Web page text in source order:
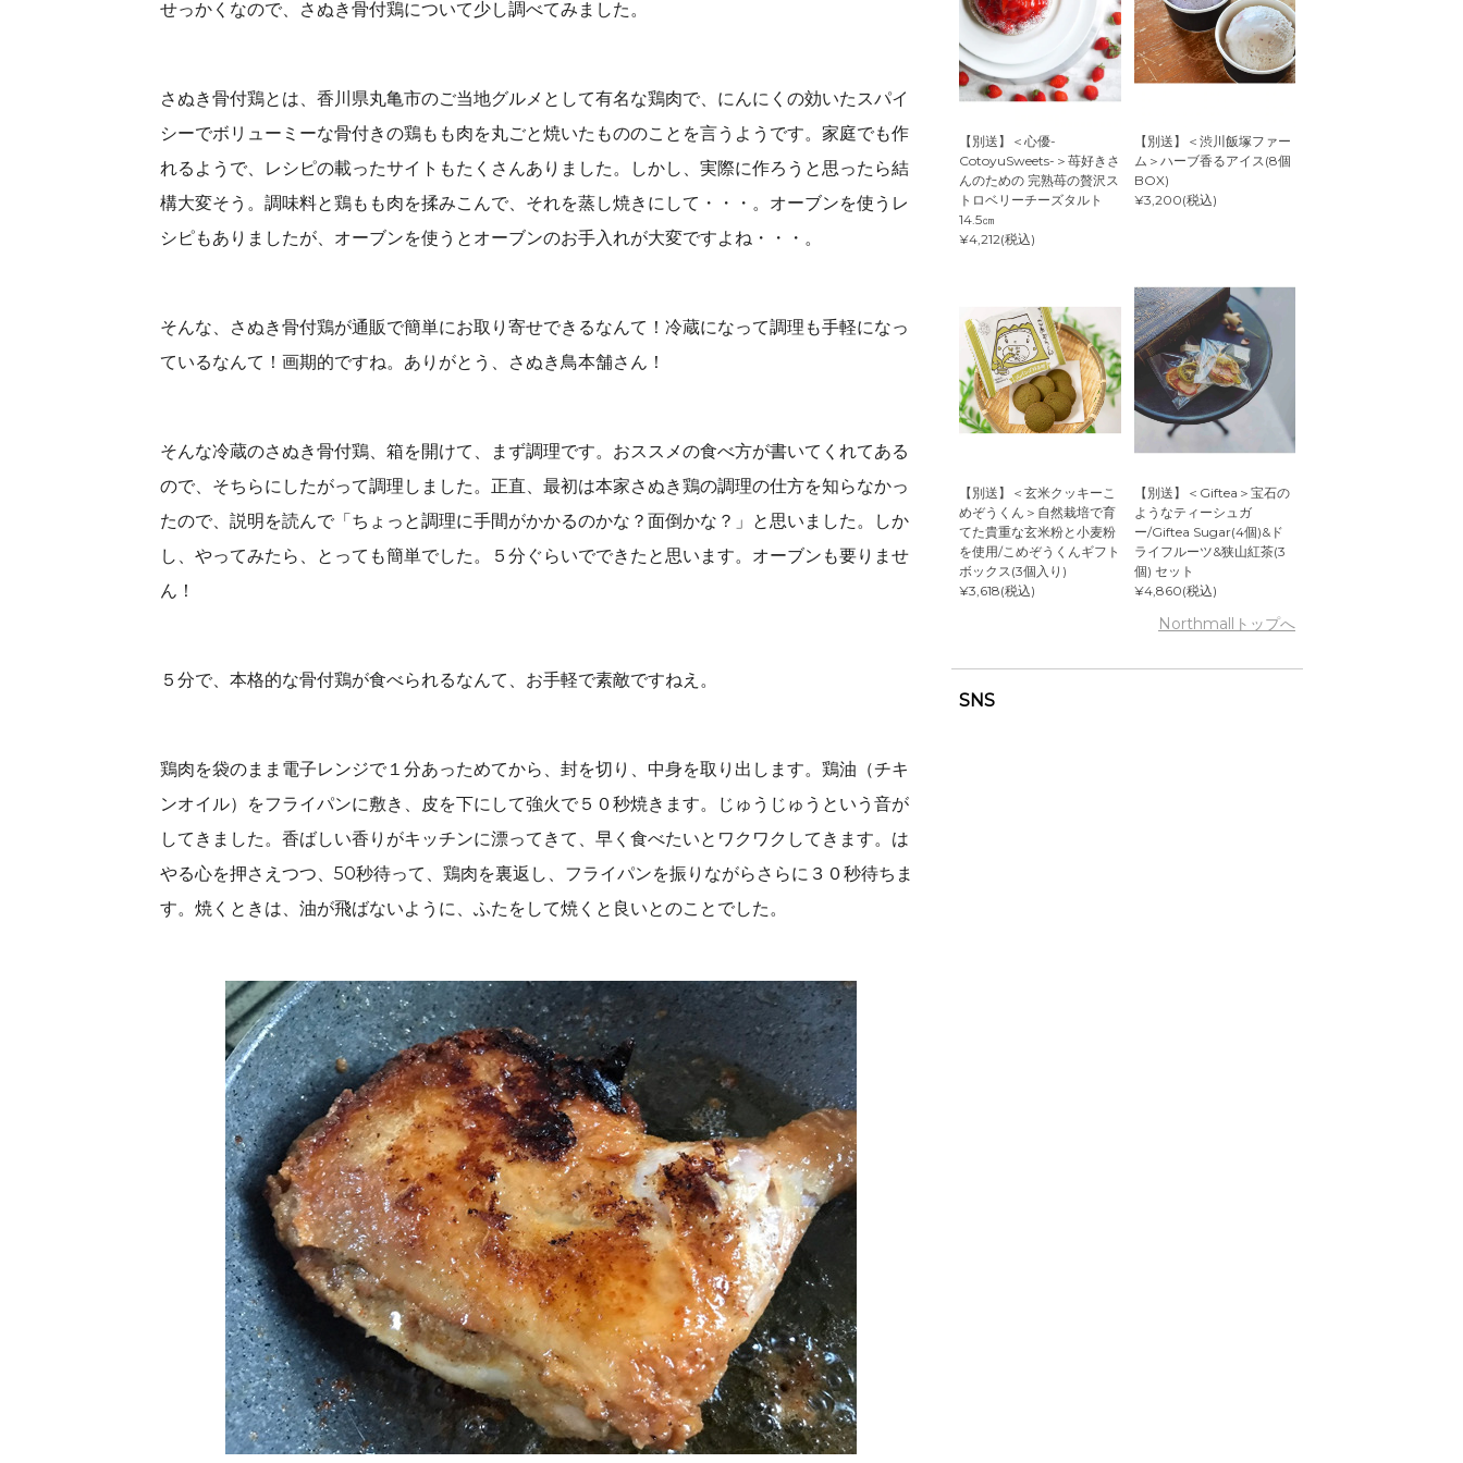
せっかくなので、さぬき骨付鶏について少し調べてみました。
さぬき骨付鶏とは、香川県丸亀市のご当地グルメとして有名な鶏肉で、にんにくの効いたスパイ
シーでボリューミーな骨付きの鶏もも肉を丸ごと焼いたもののことを言うようです。家庭でも作
れるようで、レシピの載ったサイトもたくさんありました。しかし、実際に作ろうと思ったら結
構大変そう。調味料と鶏もも肉を揉みこんで、それを蒸し焼きにして・・・。オーブンを使うレ
シピもありましたが、オーブンを使うとオーブンのお手入れが大変ですよね・・・。
そんな、さぬき骨付鶏が通販で簡単にお取り寄せできるなんて！冷蔵になって調理も手軽になっ
ているなんて！画期的ですね。ありがとう、さぬき鳥本舗さん！
そんな冷蔵のさぬき骨付鶏、箱を開けて、まず調理です。おススメの食べ方が書いてくれてある
ので、そちらにしたがって調理しました。正直、最初は本家さぬき鶏の調理の仕方を知らなかっ
たので、説明を読んで「ちょっと調理に手間がかかるのかな？面倒かな？」と思いました。しか
し、やってみたら、とっても簡単でした。５分ぐらいでできたと思います。オーブンも要りませ
ん！
５分で、本格的な骨付鶏が食べられるなんて、お手軽で素敵ですねえ。
鶏肉を袋のまま電子レンジで１分あっためてから、封を切り、中身を取り出します。鶏油（チキ
ンオイル）をフライパンに敷き、皮を下にして強火で５０秒焼きます。じゅうじゅうという音が
してきました。香ばしい香りがキッチンに漂ってきて、早く食べたいとワクワクしてきます。は
やる心を押さえつつ、50秒待って、鶏肉を裏返し、フライパンを振りながらさらに３０秒待ちま
す。焼くときは、油が飛ばないように、ふたをして焼くと良いとのことでした。
【別送】＜心優-
CotoyuSweets-＞苺好きさ
んのための 完熟苺の贅沢ス
トロベリーチーズタルト
14.5㎝
¥4,212(税込)
【別送】＜渋川飯塚ファー
ム＞ハーブ香るアイス(8個
BOX)
¥3,200(税込)
【別送】＜玄米クッキーこ
めぞうくん＞自然栽培で育
てた貴重な玄米粉と小麦粉
を使用/こめぞうくんギフト
ボックス(3個入り)
¥3,618(税込)
【別送】＜Giftea＞宝石の
ようなティーシュガ
ー/Giftea Sugar(4個)&ド
ライフルーツ&狭山紅茶(3
個) セット
¥4,860(税込)
Northmallトップへ
SNS